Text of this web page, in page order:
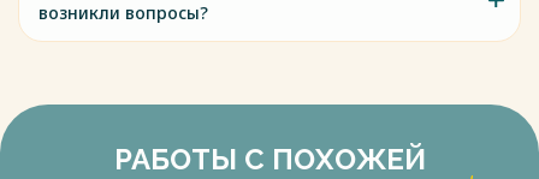
возникли вопросы?
РАБОТЫ С ПОХОЖЕЙ